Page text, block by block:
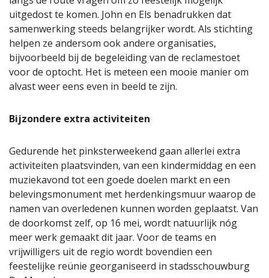
uitgedost te komen. John en Els benadrukken dat
samenwerking steeds belangrijker wordt. Als stichting
helpen ze andersom ook andere organisaties,
bijvoorbeeld bij de begeleiding van de reclamestoet
voor de optocht. Het is meteen een mooie manier om
alvast weer eens even in beeld te zijn.
Bijzondere extra activiteiten
Gedurende het pinksterweekend gaan allerlei extra
activiteiten plaatsvinden, van een kindermiddag en een
muziekavond tot een goede doelen markt en een
belevingsmonument met herdenkingsmuur waarop de
namen van overledenen kunnen worden geplaatst. Van
de doorkomst zelf, op 16 mei, wordt natuurlijk nóg
meer werk gemaakt dit jaar. Voor de teams en
vrijwilligers uit de regio wordt bovendien een
feestelijke reünie georganiseerd in stadsschouwburg